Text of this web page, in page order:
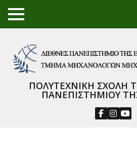
TO
GGL
NU
ΠΟΛΥΤΕΧΝΙΚΗ ΣΧΟΛΗ
ΠΑΝΕΠΙΣΤΗΜΙΟΥ